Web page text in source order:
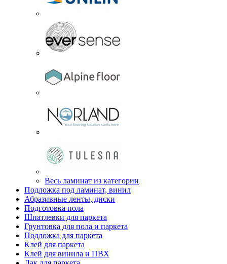
Весь ламинат из категории
Подложка под ламинат, винил
Абразивные ленты, диски
Подготовка пола
Шпатлевки для паркета
Грунтовка для пола и паркета
Подложка для паркета
Клей для паркета
Клей для винила и ПВХ